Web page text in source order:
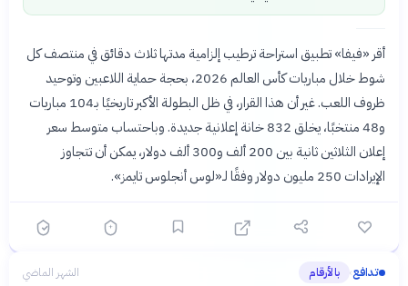
أقر «فيفا» تطبيق استراحة ترطيب إلزامية مدتها ثلاث دقائق في منتصف كل
شوط خلال مباريات كأس العالم 2026، بحجة حماية اللاعبين وتوحيد
ظروف اللعب. غير أن هذا القرار، في ظل البطولة الأكبر تاريخيًا بـ104 مباريات
و48 منتخبًا، يخلق 832 خانة إعلانية جديدة. وباحتساب متوسط سعر
إعلان الثلاثين ثانية بين 200 ألف و300 ألف دولار، يمكن أن تتجاوز
الإيرادات 250 مليون دولار وفقًا لـ«لوس أنجلوس تايمز».
تدافع› بالأرقام الشهر الماضي